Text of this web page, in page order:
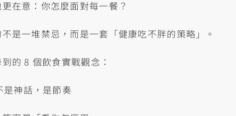
在意：你怎麼面對每一餐？
是一堆禁忌，而是一套「健康吃不胖的策略」。
的 8 個飲食實戰觀念：
神話，是節奏